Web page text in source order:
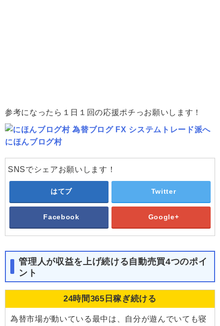
参考になったら１日１回の応援ポチっお願いします！
にほんブログ村
SNSでシェアお願いします！
はてブ Twitter
Facebook Google+
管理人が収益を上げ続ける自動売買4つのポイ
ント
24時間365日稼ぎ続ける
為替市場が動いている最中は、自分が遊んでいても寝